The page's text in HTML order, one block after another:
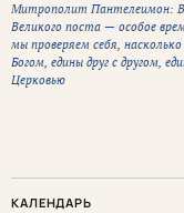
Митрополит Пантелеимон:
Великого поста — особое
мы проверяем себя,
Богом, едины друг с другом,
Церковью
КАЛЕНДАРЬ